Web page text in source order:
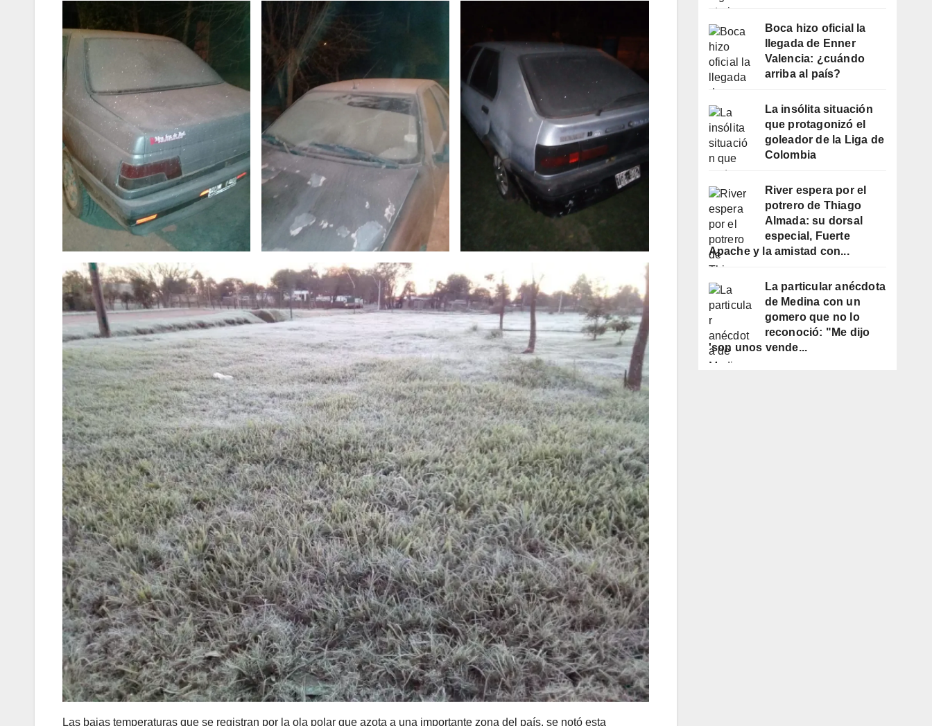
Las bajas temperaturas que se registran por la ola polar que azota a una importante zona del país, se notó esta
Boca hizo oficial la
llegada de Enner
Valencia: ¿cuándo
arriba al país?
La insólita situación
que protagonizó el
goleador de la Liga de
Colombia
River espera por el
potrero de Thiago
Almada: su dorsal
especial, Fuerte
Apache y la amistad con...
La particular anécdota
de Medina con un
gomero que no lo
reconoció: "Me dijo
'son unos vende...